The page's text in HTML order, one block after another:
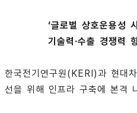
‘글로벌 상호운용성
기술력·수출 경쟁력
한국전기연구원(KERI)과 현대
선을 위해 인프라 구축에 본격